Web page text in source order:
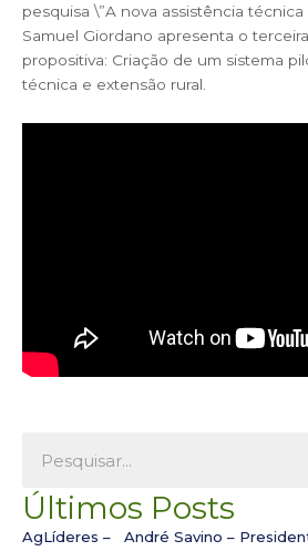
pesquisa \”A nova assistência
Samuel Giordano apresenta o
propositiva: Criação de um sistema
técnica e extensão rural.
Últimos Posts
AgLíderes – André Savino –